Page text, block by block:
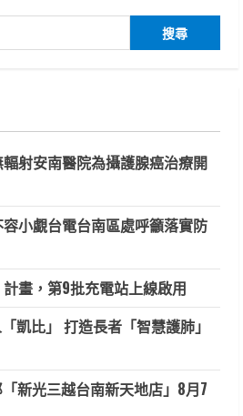
輻射安南醫院為攝護腺癌治療開
容小覷台電台南區處呼籲落實防
畫，第9批充電站上線啟用
凱比」 打造長者「智慧護肺」
「新光三越台南新天地店」8月7